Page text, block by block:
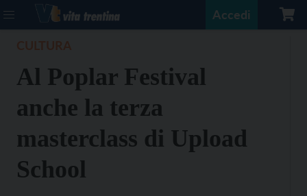
Accedi
Al Poplar Festival
anche la terza
masterclass di Upload
School